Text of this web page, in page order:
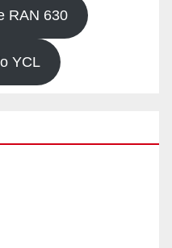
RAN 630
YCL